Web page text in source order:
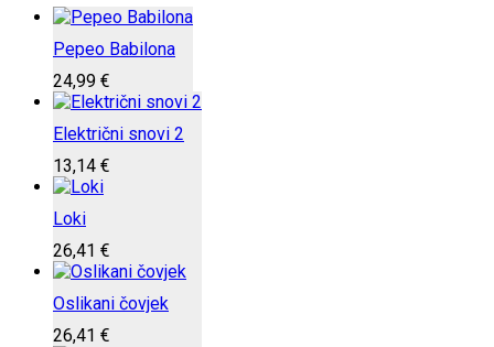
Pepeo Babilona
24,99 €
Električni snovi 2
13,14 €
Loki
26,41 €
Oslikani čovjek
26,41 €